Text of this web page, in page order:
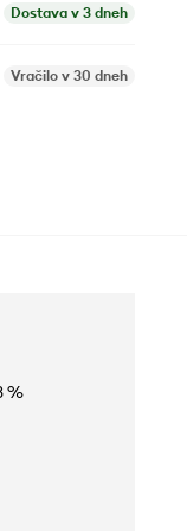
Dostava v 3 dneh
Vračilo v 30 dneh
%